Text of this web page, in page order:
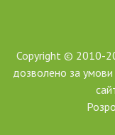
Copyright © 2010-
дозволено за умови